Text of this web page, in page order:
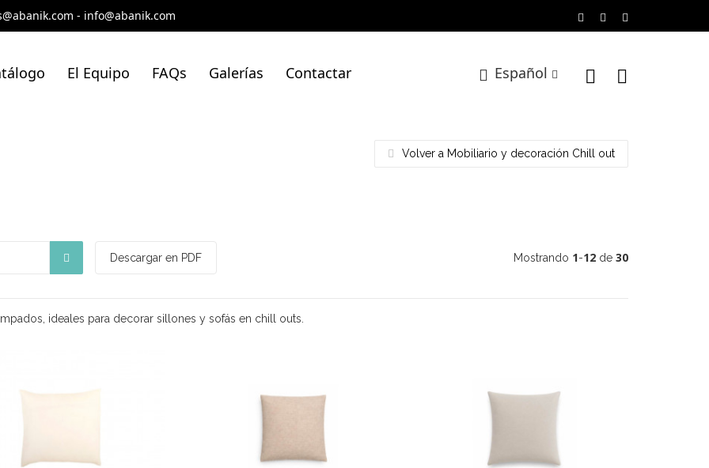
- info@abanik.com
El Equipo FAQs Galerías Contactar Español
Volver a Mobiliario y decoración Chill out
Descargar en PDF Mostrando 1-12 de 30
ideales para decorar sillones y sofás en chill outs.